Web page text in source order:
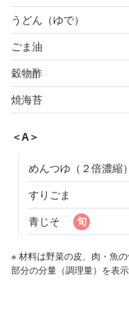
うどん（ゆで）
ごま油
穀物酢
焼海苔
＜A＞
めんつゆ（２倍濃縮）
すりごま
青じそ
※ 材料は野菜の皮、肉・魚
部分の分量（調理量）を表示